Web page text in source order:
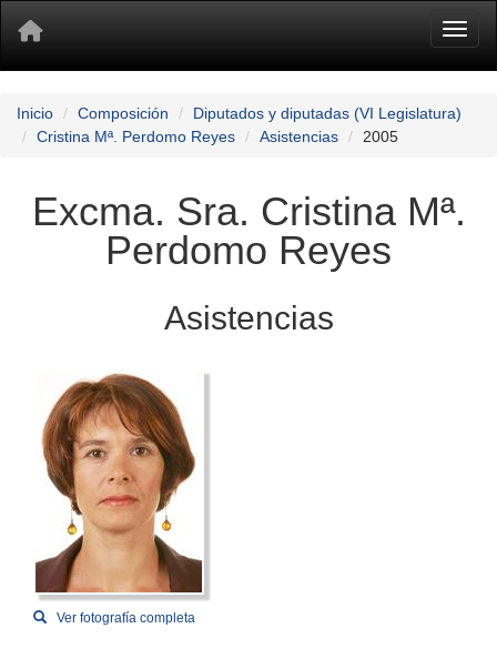
Inicio Composición
Diputados y diputadas (VI Legislatura)
Cristina Mª. Perdomo Reyes
Asistencias 2005
Excma. Sra. Cristina Mª.
Perdomo Reyes
Asistencias
Ver fotografía completa